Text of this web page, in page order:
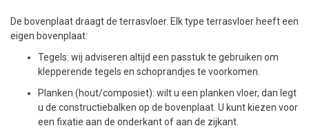
De bovenplaat draagt de terrasvloer. Elk type terrasvloer heeft een
eigen bovenplaat:
Tegels: wij adviseren altijd een passtuk te gebruiken om
klepperende tegels en schoprandjes te voorkomen.
Planken (hout/composiet): wilt u een planken vloer, dan legt
u de constructiebalken op de bovenplaat. U kunt kiezen voor
een fixatie aan de onderkant of aan de zijkant.